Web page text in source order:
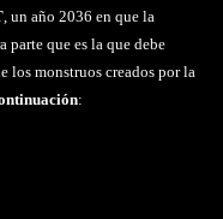
, un año 2036 en que la
parte que es la que debe
los monstruos creados por la
: